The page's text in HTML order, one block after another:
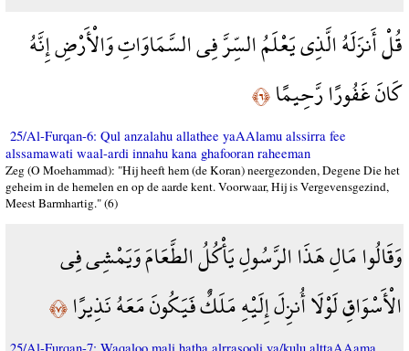
قُلْ أَنزَلَهُ الَّذِي يَعْلَمُ السِّرَّ فِي السَّمَاوَاتِ وَالْأَرْضِ إِنَّهُ
كَانَ غَفُورًا رَّحِيمًا﴿٦﴾
25/Al-Furqan-6: Qul anzalahu allathee yaAAlamu alssirra fee
alssamawati waal-ardi innahu kana ghafooran raheeman
Zeg (O Moehammad): "Hij heeft hem (de Koran) neergezonden, Degene Die het
geheim in de hemelen en op de aarde kent. Voorwaar, Hij is Vergevensgezind,
Meest Barmhartig." (6)
وَقَالُوا مَالِ هَذَا الرَّسُولِ يَأْكُلُ الطَّعَامَ وَيَمْشِي فِي
الْأَسْوَاقِ لَوْلَا أُنزِلَ إِلَيْهِ مَلَكٌ فَيَكُونَ مَعَهُ نَذِيرًا﴿٧﴾